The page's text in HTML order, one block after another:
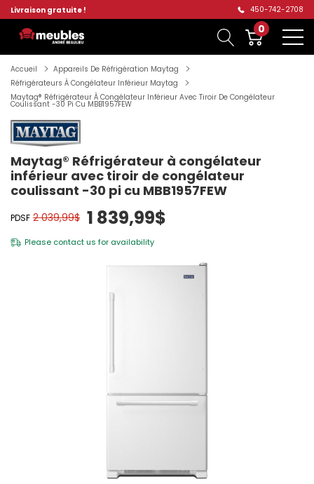
Livraison gratuite ! 450-742-2708
0
Accueil
Appareils De Réfrigération Maytag
Réfrigérateurs À Congélateur Inférieur Maytag
Maytag® Réfrigérateur À Congélateur Inférieur Avec Tiroir De Congélateur
Coulissant -30 Pi Cu MBB1957FEW
Maytag® Réfrigérateur à congélateur
inférieur avec tiroir de congélateur
coulissant -30 pi cu MBB1957FEW
PDSF 2 039,99$ 1 839,99$
Please contact us for availability